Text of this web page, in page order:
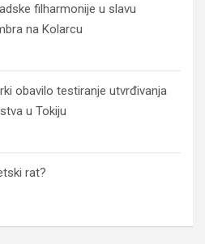
filharmonije u slavu
na Kolarcu
obavilo testiranje utvrđivanja
u Tokiju
rat?